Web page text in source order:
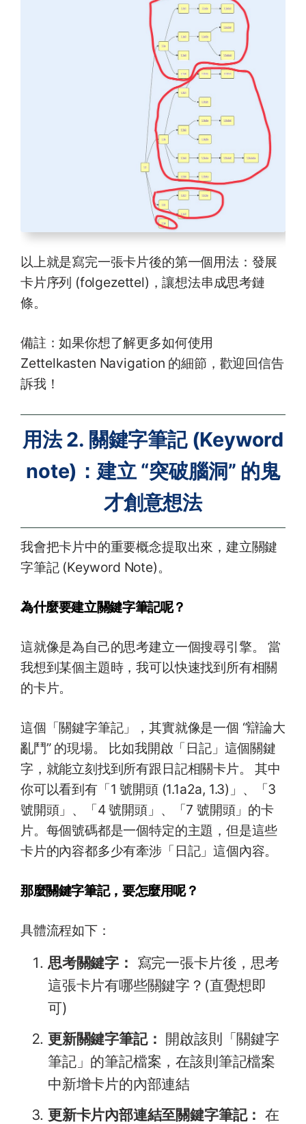
以上就是寫完一張卡片後的第一個用法：發展
卡片序列 (folgezettel)，讓想法串成思考鏈
條。
備註：如果你想了解更多如何使用
Zettelkasten Navigation 的細節，歡迎回信告
訴我！
用法 2. 關鍵字筆記 (Keyword
note)：建立 “突破腦洞” 的鬼
才創意想法
我會把卡片中的重要概念提取出來，建立關鍵
字筆記 (Keyword Note)。
為什麼要建立關鍵字筆記呢？
這就像是為自己的思考建立一個搜尋引擎。 當
我想到某個主題時，我可以快速找到所有相關
的卡片。
這個「關鍵字筆記」，其實就像是一個 “辯論大
亂鬥” 的現場。 比如我開啟「日記」這個關鍵
字，就能立刻找到所有跟日記相關卡片。 其中
你可以看到有「1 號開頭 (1.1a2a, 1.3)」、「3
號開頭」、「4 號開頭」、「7 號開頭」的卡
片。每個號碼都是一個特定的主題，但是這些
卡片的內容都多少有牽涉「日記」這個內容。
那麼關鍵字筆記，要怎麼用呢？
具體流程如下：
思考關鍵字： 寫完一張卡片後，思考
這張卡片有哪些關鍵字？(直覺想即
可)
更新關鍵字筆記： 開啟該則「關鍵字
筆記」的筆記檔案，在該則筆記檔案
中新增卡片的內部連結
更新卡片內部連結至關鍵字筆記： 在